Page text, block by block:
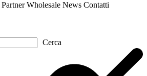
Partner Wholesale News Contatti
Cerca